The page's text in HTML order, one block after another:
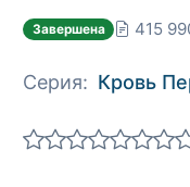
Завершена 415
Серия: Кровь